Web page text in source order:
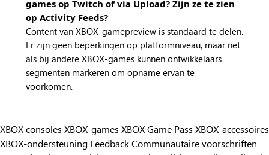
games op Twitch of via Upload? Zijn ze te zien
op Activity Feeds?
Content van XBOX-gamepreview is standaard te delen.
Er zijn geen beperkingen op platformniveau, maar net
als bij andere XBOX-games kunnen ontwikkelaars
segmenten markeren om opname ervan te
voorkomen.
XBOX consoles XBOX-games XBOX Game Pass XBOX-accessoires
XBOX-ondersteuning FeedbackCommunautaire voorschriften